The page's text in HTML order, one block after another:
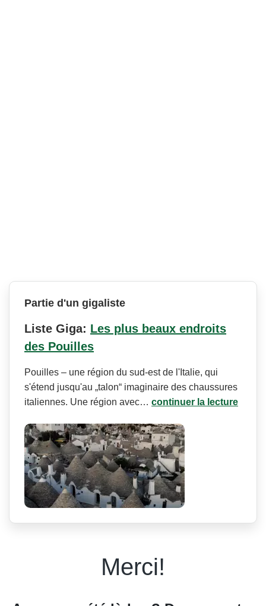
Partie d'un gigaliste
Liste Giga: Les plus beaux endroits
des Pouilles
Pouilles – une région du sud-est de l'Italie, qui
s'étend jusqu'au „talon“ imaginaire des chaussures
italiennes. Une région avec… continuer la lecture
Merci!